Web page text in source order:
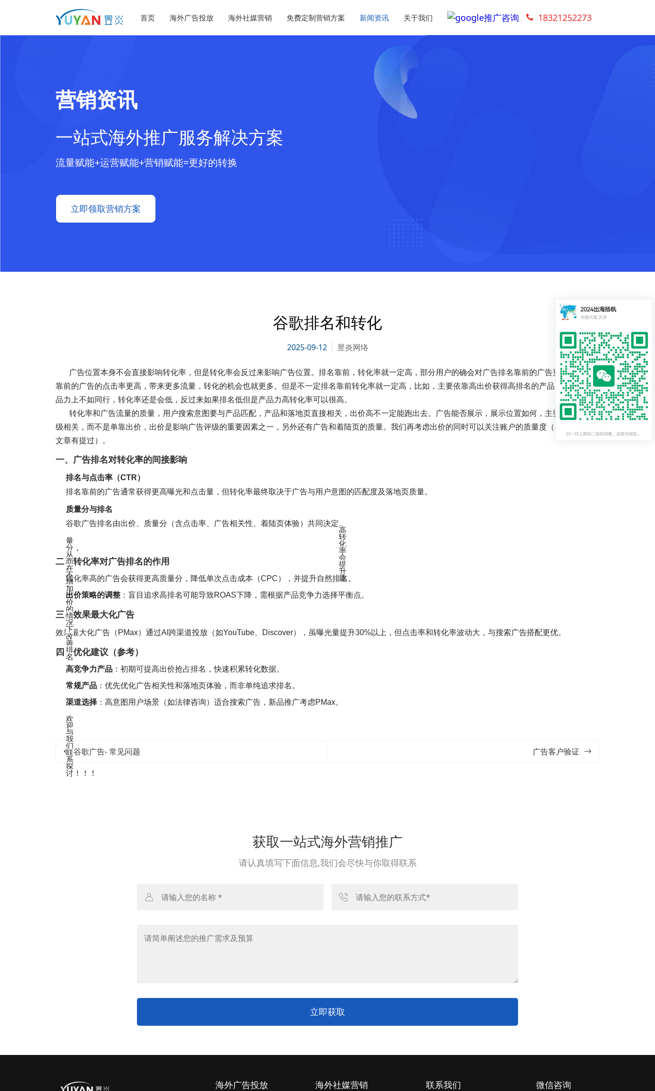
首页 海外广告投放 海外社媒营销 免费定制营销方案 新闻资讯 关于我们 18321252273
营销资讯
一站式海外推广服务解决方案
流量赋能+运营赋能+营销赋能=更好的转换
立即领取营销方案
谷歌排名和转化
2025-09-12 昱炎网络
广告位置本身不会直接影响转化率，但是转化率会反过来影响广告位置。排名靠前，转化率就一定高，部分用户的确会对广告排名靠前的广告更信任，排名
靠前的广告的点击率更高，带来更多流量，转化的机会也就更多。但是不一定排名靠前转化率就一定高，比如，主要依靠高出价获得高排名的产品，如果在产
品力上不如同行，转化率还是会低，反过来如果排名低但是产品力高转化率可以很高。
转化率和广告流量的质量，用户搜索意图要与产品匹配，产品和落地页直接相关，出价高不一定能跑出去。广告能否展示，展示位置如何，主要和广告的评
级相关，而不是单靠出价，出价是影响广告评级的重要因素之一，另外还有广告和着陆页的质量。我们再考虑出价的同时可以关注账户的质量度（在网站其他
文章有提过）。
一、广告排名对转化率的间接影响
排名与点击率（CTR）
排名靠前的广告通常获得更高曝光和点击量，但转化率最终取决于广告与用户意图的匹配度及落地页质量‌。
质量分与排名
谷歌广告排名由出价、质量分（含点击率、广告相关性、着陆页体验）共同决定‌。
高
转
化
率
会
提
升
质
量
分，
从
而
在
不
增
加
出
价
的
情
况
下
改
善
排
名‌
二、转化率对广告排名的作用
转化率高的广告会获得更高质量分，降低单次点击成本（CPC），并提升自然排名‌ 。
出价策略的调整 ‌：盲目追求高排名可能导致ROAS下降，需根据产品竞争力选择平衡点‌。
三、效果最大化广告
效果最大化广告（PMax）通过AI跨渠道投放（如YouTube、Discover），虽曝光量提升30%以上，但点击率和转化率波动大，与搜索广告搭配更优。
四、优化建议（参考）
高竞争力产品 ‌：初期可提高出价抢占排名，快速积累转化数据‌。
常规产品 ‌：优先优化广告相关性和落地页体验，而非单纯追求排名‌ 。
渠道选择 ‌：高意图用户场景（如法律咨询）适合搜索广告，新品推广考虑PMax‌。
欢
迎
与
我
们
联
系
探
讨！！！
谷歌广告- 常见问题 广告客户验证
获取一站式海外营销推广
请认真填写下面信息,我们会尽快与你取得联系
立即获取
海外广告投放 海外社媒营销 联系我们 微信咨询